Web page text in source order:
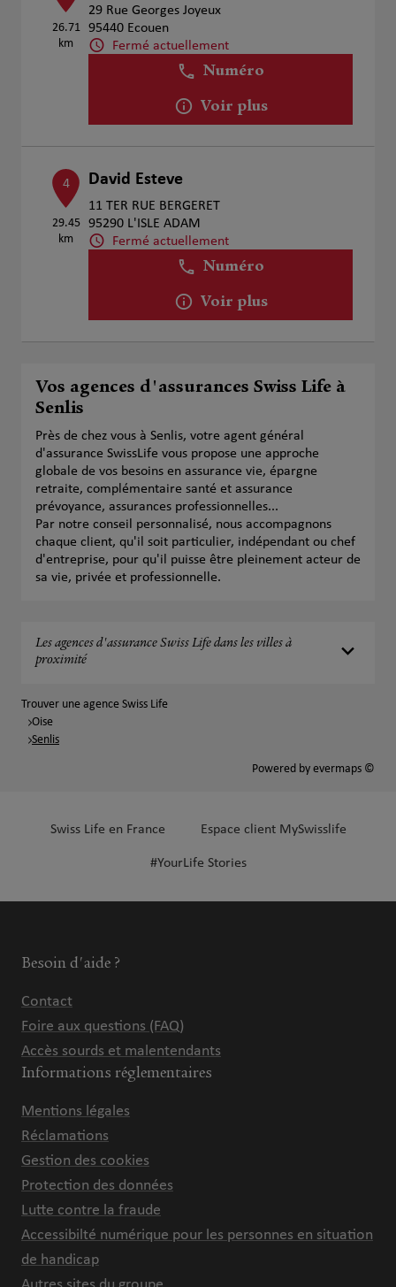
26.71
km
29 Rue Georges Joyeux
95440 Ecouen
Fermé actuellement
Numéro
Voir plus
4
29.45
km
David Esteve
11 TER RUE BERGERET
95290 L'ISLE ADAM
Fermé actuellement
Numéro
Voir plus
Vos agences d'assurances Swiss Life à
Senlis
Près de chez vous à Senlis, votre agent général
d'assurance SwissLife vous propose une approche
globale de vos besoins en assurance vie, épargne
retraite, complémentaire santé et assurance
prévoyance, assurances professionnelles...
Par notre conseil personnalisé, nous accompagnons
chaque client, qu'il soit particulier, indépendant ou chef
d'entreprise, pour qu'il puisse être pleinement acteur de
sa vie, privée et professionnelle.
Les agences d'assurance Swiss Life dans les villes à
proximité
Trouver une agence Swiss Life
Oise
Senlis
Powered by evermaps ©
Swiss Life en France Espace client MySwisslife
#YourLife Stories
Besoin d'aide ?
Contact
Foire aux questions (FAQ)
Accès sourds et malentendants
Informations réglementaires
Mentions légales
Réclamations
Gestion des cookies
Protection des données
Lutte contre la fraude
Accessibilté numérique pour les personnes en situation
de handicap